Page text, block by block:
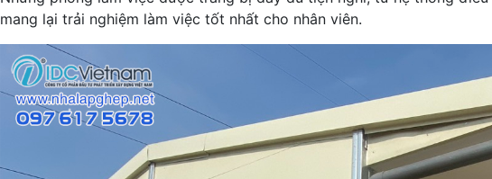
mang lại trải nghiệm làm việc tốt nhất cho nhân viên.